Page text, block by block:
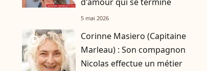
d'amour qui se termine
5 mai 2026
player2
Corinne Masiero (Capitaine
Marleau) : Son compagnon
Nicolas effectue un métier